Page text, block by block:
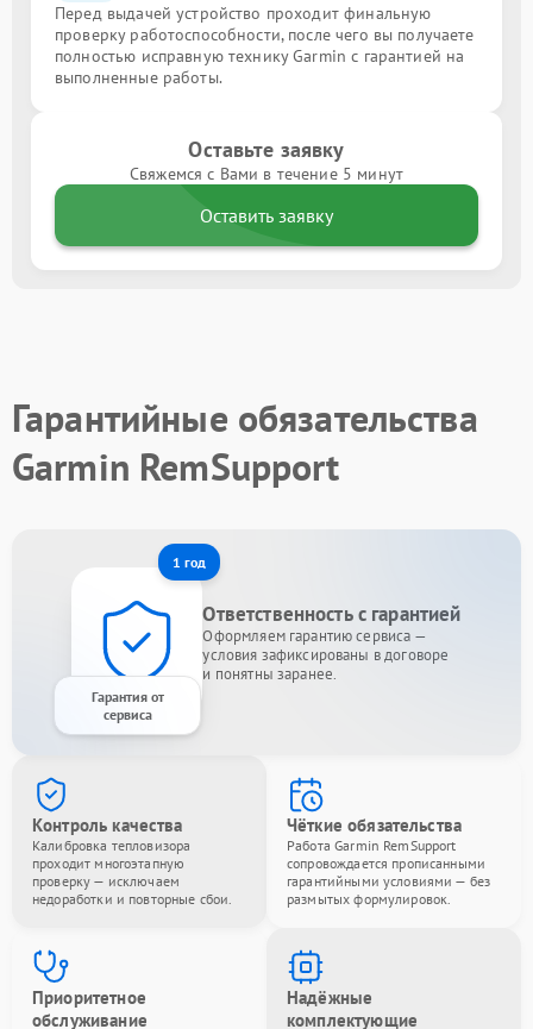
Перед выдачей устройство проходит финальную
проверку работоспособности, после чего вы получаете
полностью исправную технику Garmin с гарантией на
выполненные работы.
Оставьте заявку
Свяжемся с Вами в течение 5 минут
Оставить заявку
Гарантийные обязательства
Garmin RemSupport
1 год
Гарантия от
сервиса
Ответственность с гарантией
Оформляем гарантию сервиса —
условия зафиксированы в договоре
и понятны заранее.
Контроль качества
Калибровка тепловизора
проходит многоэтапную
проверку — исключаем
недоработки и повторные сбои.
Чёткие обязательства
Работа Garmin RemSupport
сопровождается прописанными
гарантийными условиями — без
размытых формулировок.
Приоритетное
обслуживание
Надёжные
комплектующие